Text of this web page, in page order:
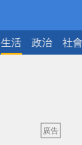
生活 政治 社會
帽T日文